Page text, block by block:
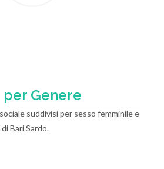
Genere
suddivisi per sesso femminile e
Bari Sardo.